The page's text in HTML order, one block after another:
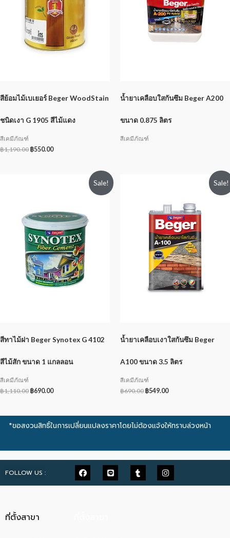
สีย้อมไม้เบเยอร์ Beger WoodStain
ชนิดเงา G 1905 สีไม้แดง
สีเคมีภัณฑ์
฿1,190.00 ฿550.00
น้ำยาเคลือบใสกันซึม Beger A200
ขนาด 0.875 ลิตร
สีเคมีภัณฑ์
Sale!
สีทาไม้ฝา Beger Synotex G 4102
สีไม้สัก ขนาด 1 แกลลอน
สีเคมีภัณฑ์
฿1,110.00 ฿690.00
Sale!
น้ำยาเคลือบเงาใสกันซึม Beger
A100 ขนาด 3.5 ลิตร
สีเคมีภัณฑ์
฿690.00 ฿549.00
*ขอสงวนสิทธิ์ในการเปลี่ยนแปลงราคาโดยไม่ต้องแจ้งให้ทราบล่วงหน้า
FOLLOW US :
ที่ตั้งสาขา